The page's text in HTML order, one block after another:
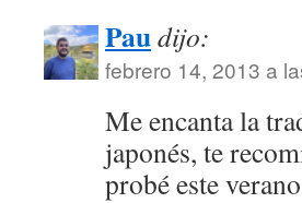
Paudijo:
febrero 14, 2013 a
Me encanta la
japonés, te
probé este